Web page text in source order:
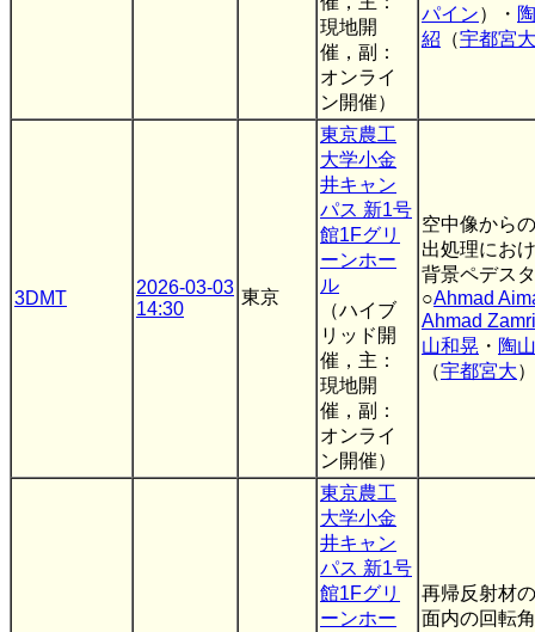
現地開
催，副：
オンライ
ン開催）
パイン）・
紹 （宇都宮大
3DMT
2026-03-03
14:30
東京
東京農工
大学小金
井キャン
パス 新1号
館1Fグリ
ーンホー
ル
（ハイブ
リッド開
催，主：
現地開
催，副：
オンライ
ン開催）
空中像から
出処理にお
背景ペデス
○Ahmad
Ahmad Zamri
山和晃 ・ 陶
（宇都宮大）
東京農工
大学小金
井キャン
パス 新1号
館1Fグリ
ーンホー
再帰反射材
面内の回転